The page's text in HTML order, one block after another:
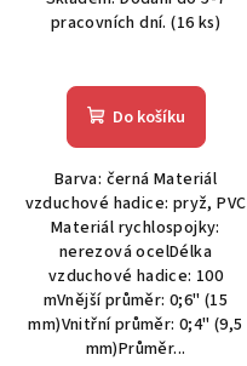
pracovních dní.(16 ks)
Do košíku
Barva: černá Materiál
vzduchové hadice: pryž, PVC
Materiál rychlospojky:
nerezová ocelDélka
vzduchové hadice: 100
mVnější průměr: 0;6" (15
mm)Vnitřní průměr: 0;4" (9,5
mm)Průměr...